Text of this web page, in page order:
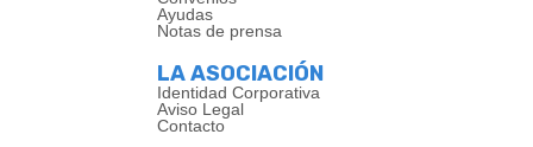
Ayudas
Notas de prensa
LA ASOCIACIÓN
Identidad Corporativa
Aviso Legal
Contacto